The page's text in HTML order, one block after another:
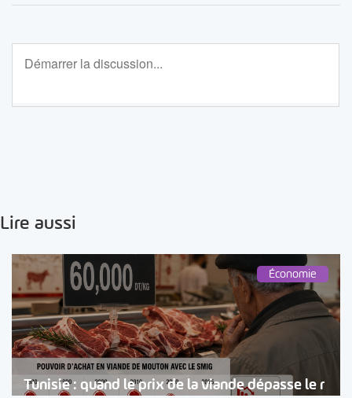
Lire aussi
Économie
Tunisie : quand le prix de la viande dépasse le r